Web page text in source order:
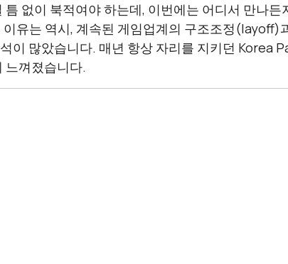
틈 없이 북적여야 하는데, 이번에는 어디서 만나든
유는 역시, 계속된 게임업계의 구조조정(layoff)
이 많았습니다. 매년 항상 자리를 지키던 Korea
느껴졌습니다.